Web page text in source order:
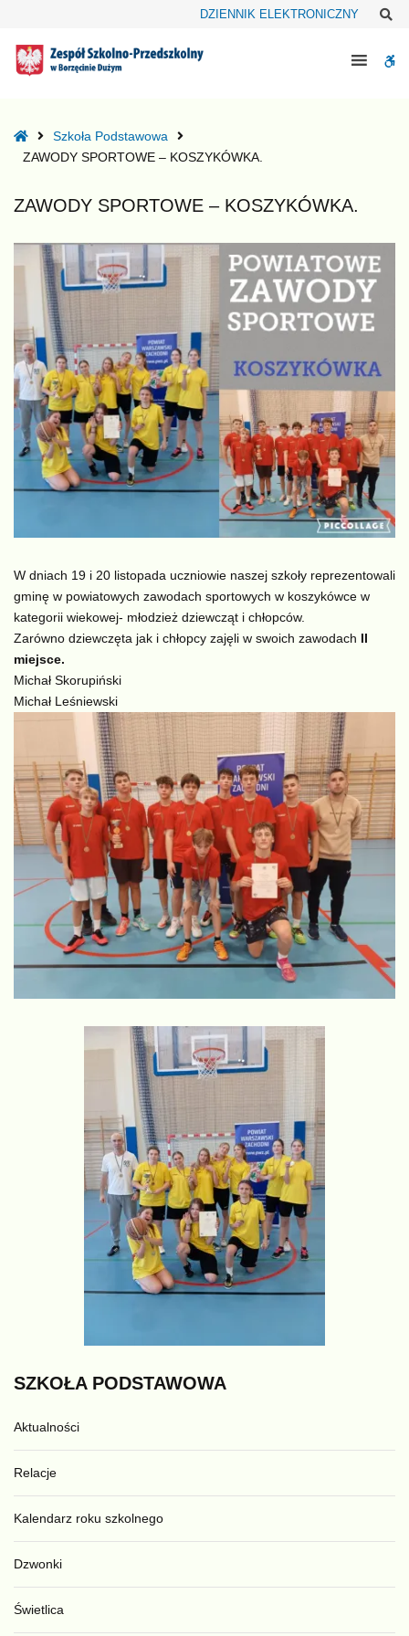
SPORTOWE
DZIENNIK ELEKTRONICZNY
HomeSzkoła Podstawowa
ZAWODY SPORTOWE – KOSZYKÓWKA.
ZAWODY SPORTOWE – KOSZYKÓWKA.
W dniach 19 i 20 listopada uczniowie naszej szkoły reprezentowali
gminę w powiatowych zawodach sportowych w koszykówce w
kategorii wiekowej- młodzież dziewcząt i chłopców.
Zarówno dziewczęta jak i chłopcy zajęli w swoich zawodach II
miejsce.
Michał Skorupiński
Michał Leśniewski
SZKOŁA PODSTAWOWA
Aktualności
Relacje
Kalendarz roku szkolnego
Dzwonki
Świetlica